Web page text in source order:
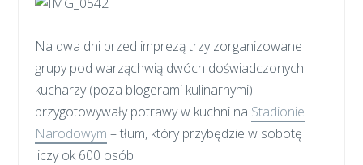
Na dwa dni przed imprezą trzy zorganizowane
grupy pod warząchwią dwóch doświadczonych
kucharzy (poza blogerami kulinarnymi)
przygotowywały potrawy w kuchni na Stadionie
Narodowym – tłum, który przybędzie w sobotę
liczy ok 600 osób!